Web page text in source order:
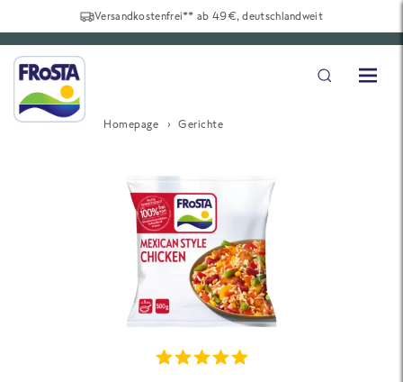
Versandkostenfrei** ab 49€, deutschlandweit
Homepage Gerichte